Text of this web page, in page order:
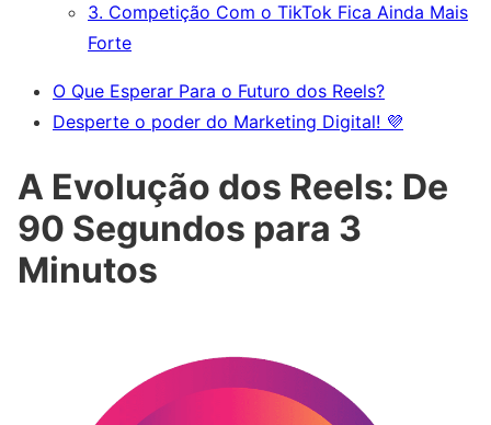
3. Competição Com o TikTok Fica Ainda Mais
Forte
O Que Esperar Para o Futuro dos Reels?
Desperte o poder do Marketing Digital! 💜
A Evolução dos Reels: De
90 Segundos para 3
Minutos